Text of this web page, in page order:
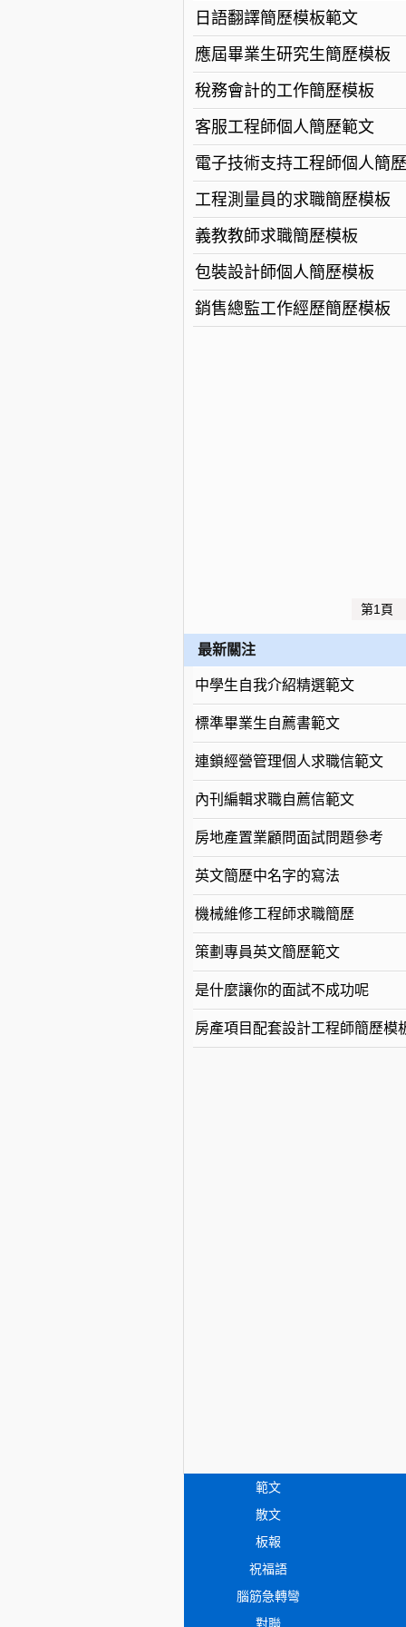
日語翻譯簡歷模板範文
應屆畢業生研究生簡歷模板
稅務會計的工作簡歷模板
客服工程師個人簡歷範文
電子技術支持工程師個人簡
工程測量員的求職簡歷模板
義教教師求職簡歷模板
包裝設計師個人簡歷模板
銷售總監工作經歷簡歷模板
第1頁
最新關注
中學生自我介紹精選範文
標準畢業生自薦書範文
連鎖經營管理個人求職信範文
內刊編輯求職自薦信範文
房地產置業顧問面試問題參考
英文簡歷中名字的寫法
機械維修工程師求職簡歷
策劃專員英文簡歷範文
是什麼讓你的面試不成功呢
房產項目配套設計工程師簡歷模
範文
散文
板報
祝福語
腦筋急轉彎
對聯